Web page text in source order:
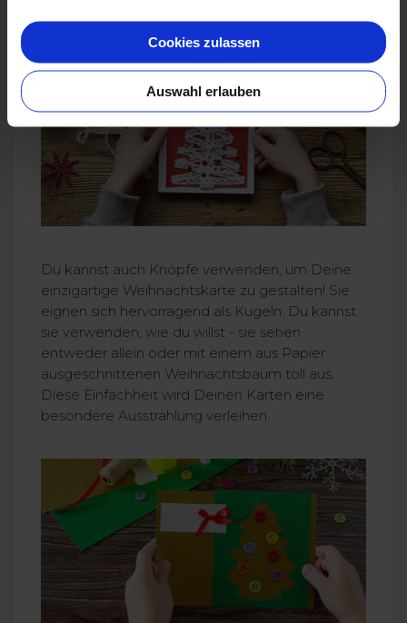
Cookies zulassen
Auswahl erlauben
Du kannst auch Knöpfe verwenden, um Deine
einzigartige Weihnachtskarte zu gestalten! Sie
eignen sich hervorragend als Kugeln. Du kannst
sie verwenden, wie du willst - sie sehen
entweder allein oder mit einem aus Papier
ausgeschnittenen Weihnachtsbaum toll aus.
Diese Einfachheit wird Deinen Karten eine
besondere Ausstrahlung verleihen.